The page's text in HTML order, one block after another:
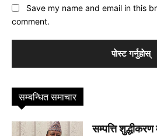
Save my name and email in this
comment.
सम्बन्धित समाचार
सम्पत्ति शुद्धीकरण